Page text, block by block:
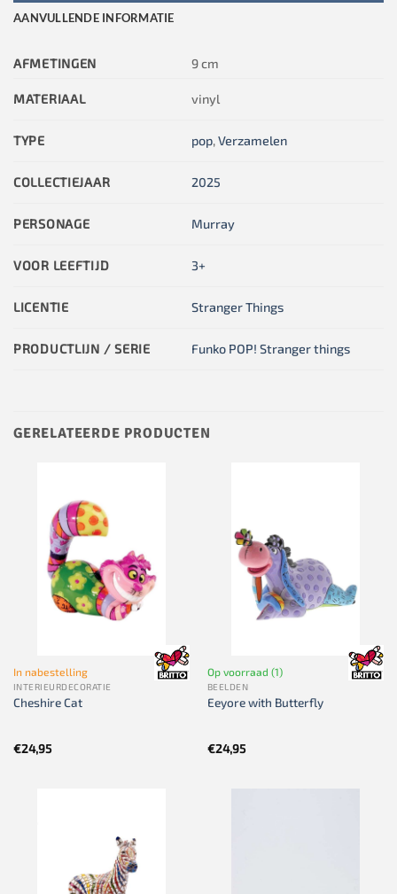
AANVULLENDE INFORMATIE
AFMETINGEN 9 cm
MATERIAAL vinyl
TYPE pop,Verzamelen
COLLECTIEJAAR 2025
PERSONAGE Murray
VOOR LEEFTIJD 3+
LICENTIE Stranger Things
PRODUCTLIJN / SERIE Funko POP! Stranger things
GERELATEERDE PRODUCTEN
In nabestelling
INTERIEURDECORATIE
Cheshire Cat
€24,95
Op voorraad (1)
BEELDEN
Eeyore with Butterfly
€24,95